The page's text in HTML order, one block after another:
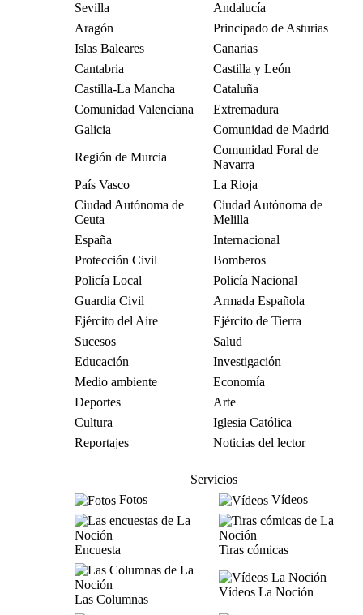
Sevilla
Andalucía
Aragón
Principado de Asturias
Islas Baleares
Canarias
Cantabria
Castilla y León
Castilla-La Mancha
Cataluña
Comunidad Valenciana
Extremadura
Galicia
Comunidad de Madrid
Región de Murcia
Comunidad Foral de
Navarra
País Vasco
La Rioja
Ciudad Autónoma de
Ceuta
Ciudad Autónoma de
Melilla
España
Internacional
Protección Civil
Bomberos
Policía Local
Policía Nacional
Guardia Civil
Armada Española
Ejército del Aire
Ejército de Tierra
Sucesos
Salud
Educación
Investigación
Medio ambiente
Economía
Deportes
Arte
Cultura
Iglesia Católica
Reportajes
Noticias del lector
Servicios
Fotos
Vídeos
Encuesta Tiras cómicas
Las Columnas
Vídeos La Noción